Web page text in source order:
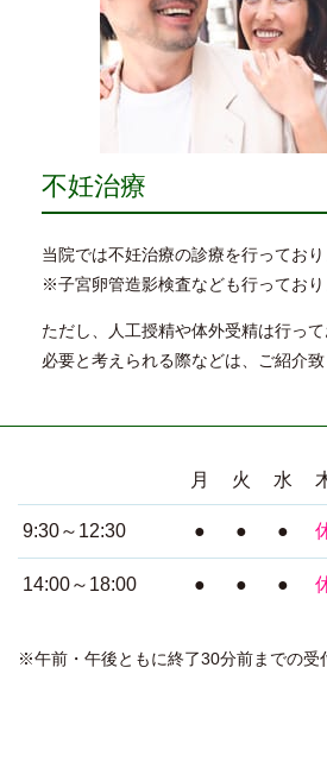
不妊治療
当院では不妊治療の診療を行っており
※子宮卵管造影検査なども行っており
ただし、人工授精や体外受精は行って
必要と考えられる際などは、ご紹介致
月 火 水
9:30～12:30 ● ● ●
14:00～18:00 ● ● ●
※午前・午後ともに終了30分前までの受